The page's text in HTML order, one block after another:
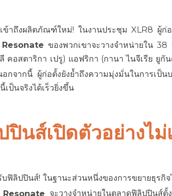
เข้าถึงผลิตภัณฑ์ใหม่! ในงานประชุม XLR8 ผู้
Resonate ของพวกเขาจะวางจำหน่ายใน 38
คอสตาริกา เปรู) แอฟริกา (กานา ไนจีเรีย ยู
อกจากนี้ ผู้ก่อตั้งยังย้ำถึงความมุ่งมั่นในการเ
เป็นจริงได้เร็วยิ่งขึ้น
ปินส์เปิดตัวอย่างไม่
ฟิลิปปินส์! ในฐานะส่วนหนึ่งของการขยายธุร
Resonate จะวางจำหน่ายในตลาดฟิลิปปินส์